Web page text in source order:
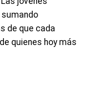
de que cada
quienes hoy más